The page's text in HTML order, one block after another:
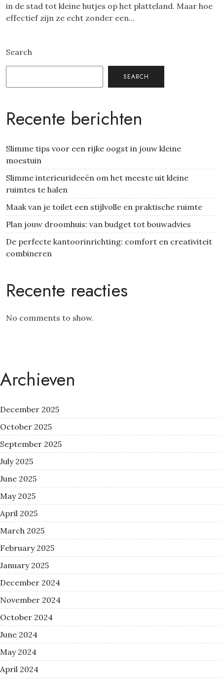
in de stad tot kleine hutjes op het platteland. Maar hoe
effectief zijn ze echt zonder een...
Search
SEARCH
Recente berichten
Slimme tips voor een rijke oogst in jouw kleine
moestuin
Slimme interieurideeën om het meeste uit kleine
ruimtes te halen
Maak van je toilet een stijlvolle en praktische ruimte
Plan jouw droomhuis: van budget tot bouwadvies
De perfecte kantoorinrichting: comfort en creativiteit
combineren
Recente reacties
No comments to show.
Archieven
December 2025
October 2025
September 2025
July 2025
June 2025
May 2025
April 2025
March 2025
February 2025
January 2025
December 2024
November 2024
October 2024
June 2024
May 2024
April 2024